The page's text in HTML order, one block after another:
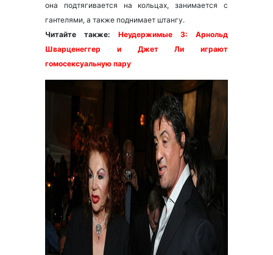
она подтягивается на кольцах, занимается с
гантелями, а также поднимает штангу.
Читайте также: Неудержимые 3: Арнольд
Шварценеггер и Джет Ли играют
гомосексуальную пару